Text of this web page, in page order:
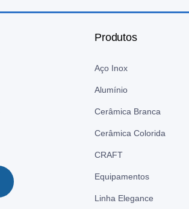
Produtos
Aço Inox
Alumínio
Cerâmica Branca
Cerâmica Colorida
CRAFT
Equipamentos
Linha Elegance